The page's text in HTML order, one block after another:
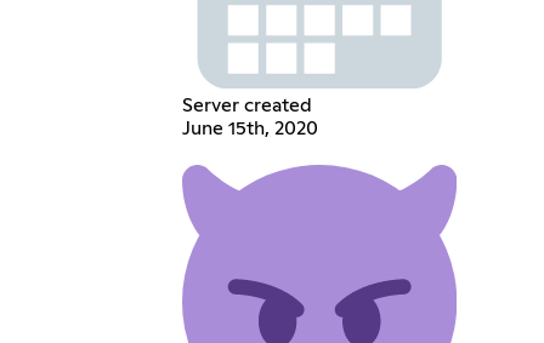
Server created
June 15th, 2020